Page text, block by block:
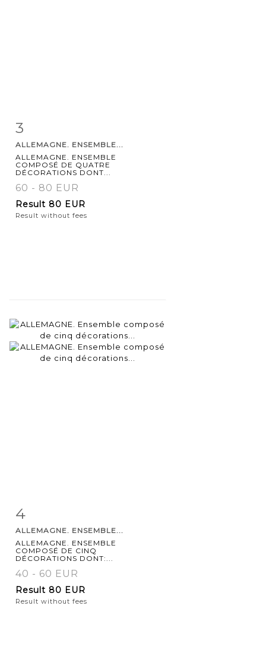
3
ALLEMAGNE. ENSEMBLE...
ALLEMAGNE. ENSEMBLE
COMPOSÉ DE QUATRE
DÉCORATIONS DONT...
60 - 80 EUR
Result 80 EUR
Result without fees
4
ALLEMAGNE. ENSEMBLE...
ALLEMAGNE. ENSEMBLE
COMPOSÉ DE CINQ
DÉCORATIONS DONT:...
40 - 60 EUR
Result 80 EUR
Result without fees